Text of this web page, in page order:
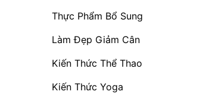
Thực Phẩm Bổ Sung
Làm Đẹp Giảm Cân
Kiến Thức Thể Thao
Kiến Thức Yoga